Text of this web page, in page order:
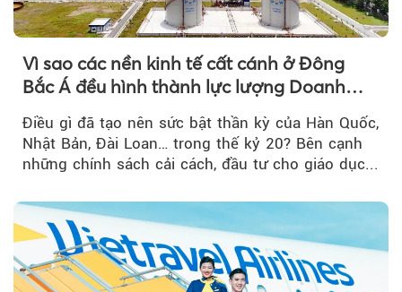
Vì sao các nền kinh tế cất cánh ở Đông
Bắc Á đều hình thành lực lượng Doanh
nghiệp Quốc gia?
Điều gì đã tạo nên sức bật thần kỳ của Hàn Quốc,
Nhật Bản, Đài Loan… trong thế kỷ 20? Bên cạnh
những chính sách cải cách, đầu tư cho giáo dục...